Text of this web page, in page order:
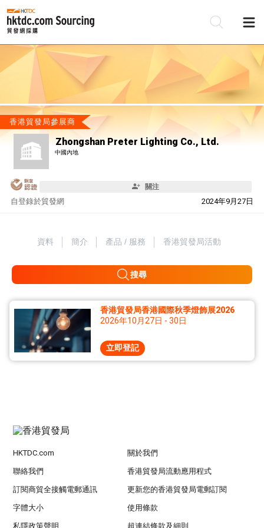
香港貿發局參展商
Zhongshan Preter Lighting Co., Ltd.
中國內地
關注
自 2024年9月27日
登錄於貿發網
資料 簡介 產品 / 服務 香港貿發局活動
搜尋
香港貿發局香港國際秋季燈飾展2026
2026年10月27日 - 30日
立即登記
HKTDC.com 關於我們
聯絡我們 香港貿發局流動應用程式
訂閱商貿全接觸電郵通訊 更新您的香港貿發局電郵訂閱
字體大小 使用條款
私隱政策聲明 超連結條款及細則